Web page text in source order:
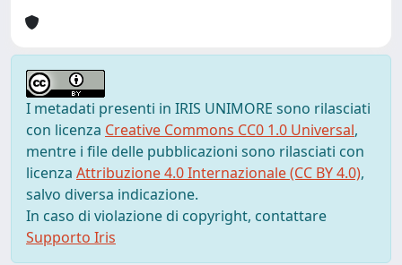
I metadati presenti in IRIS UNIMORE sono rilasciati
con licenza Creative Commons CC0 1.0 Universal,
mentre i file delle pubblicazioni sono rilasciati con
licenza Attribuzione 4.0 Internazionale (CC BY 4.0),
salvo diversa indicazione.
In caso di violazione di copyright, contattare
Supporto Iris